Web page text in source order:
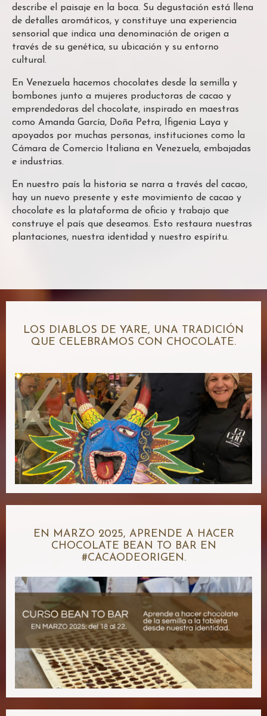
describe el paisaje en la boca. Su degustación está llena
de detalles aromáticos, y constituye una experiencia
sensorial que indica una denominación de origen a
través de su genética, su ubicación y su entorno
cultural.
En Venezuela hacemos chocolates desde la semilla y
bombones junto a mujeres productoras de cacao y
emprendedoras del chocolate, inspirado en maestras
como Amanda García, Doña Petra, Ifigenia Laya y
apoyados por muchas personas, instituciones como la
Cámara de Comercio Italiana en Venezuela, embajadas
e industrias.
En nuestro país la historia se narra a través del cacao,
hay un nuevo presente y este movimiento de cacao y
chocolate es la plataforma de oficio y trabajo que
construye el país que deseamos. Esto restaura nuestras
plantaciones, nuestra identidad y nuestro espíritu.
LOS DIABLOS DE YARE, UNA TRADICIÓN
QUE CELEBRAMOS CON CHOCOLATE.
EN MARZO 2025, APRENDE A HACER
CHOCOLATE BEAN TO BAR EN
#CACAODEORIGEN.